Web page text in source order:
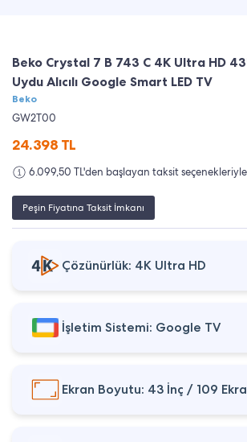
Beko Crystal 7 B 743 C 4K Ultra HD
Uydu Alıcılı Google Smart LED TV
Beko
GW2T00
24.398 TL
6.099,50 TL'den başlayan taksit seçenekleriyle
Peşin Fiyatına Taksit İmkanı
Çözünürlük: 4K Ultra HD
İşletim Sistemi: Google TV
Ekran Boyutu: 43 İnç / 109